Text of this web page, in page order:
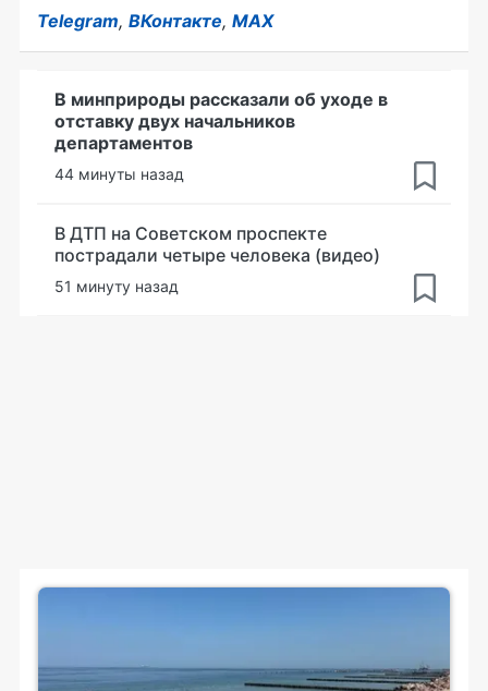
Telegram, ВКонтакте, MAX
В минприроды рассказали об уходе в
отставку двух начальников
департаментов
44 минуты назад
В ДТП на Советском проспекте
пострадали четыре человека (видео)
51 минуту назад